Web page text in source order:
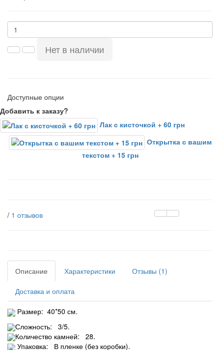
Нет в наличии
Доступные опции
Добавить к заказу?
Лак с кисточкой + 60 грн
Открытка с вашим
текстом + 15 грн
/ 1 отзывов
Описание Характеристики Отзывы (1)
Доставка и оплата
Размер: 40*50 см.
Сложность: 3/5.
Количество камней: 28.
Упаковка: В пленке (без коробки).